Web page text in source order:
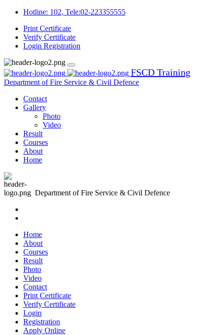
Hotline: 102, Tele:02-223355555
Print Certificate
Verify Certificate
Login Registration
FSCD Training
Department of Fire Service & Civil Defence
Contact
Gallery
Photo
Video
Result
Courses
About
Home
Department of Fire Service & Civil Defence
Home
About
Courses
Result
Photo
Video
Contact
Print Certificate
Verify Certificate
Login
Registration
Apply Online